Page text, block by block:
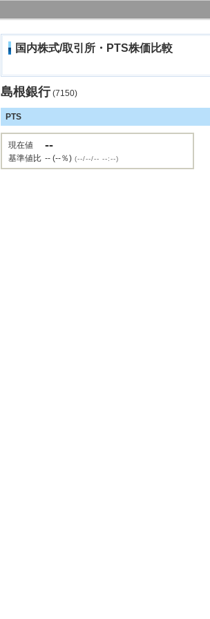
国内株式/取引所・PTS株価比較
島根銀行(7150)
PTS
現在値 --
基準値比 -- (--％) (--/--/-- --:--)